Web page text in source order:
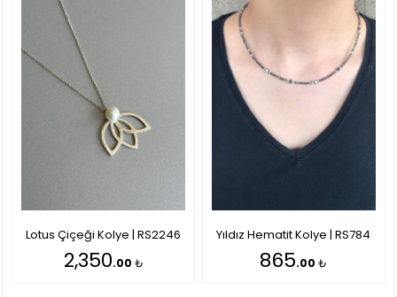
Lotus Çiçeği Kolye | RS2246
2,350.00 ₺
Yıldız Hematit Kolye | RS784
865.00 ₺